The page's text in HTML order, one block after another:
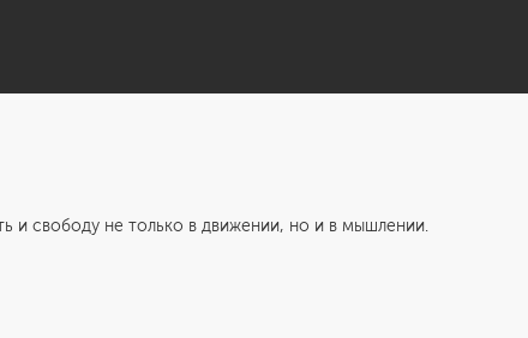
свободу не только в движении, но и в мышлении.